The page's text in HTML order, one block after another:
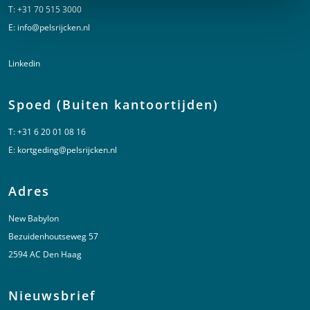
T:+31 70 515 3000
E: info@pelsrijcken.nl
Linkedin
Spoed (Buiten kantoortijden)
T:+31 6 20 01 08 16
E: kortgeding@pelsrijcken.nl
Adres
New Babylon
Bezuidenhoutseweg 57
2594 AC Den Haag
Nieuwsbrief